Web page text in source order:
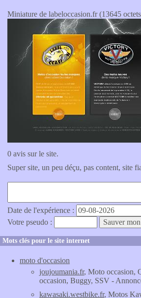
Miniature de labeloccasion.fr (13645
0 avis sur le site.
Super site, un peu déçu, pas content, site
Date de l'expérience :
Votre pseudo :
Mots clés pour le site internet
moto d'occasion
joujoumania.fr, Moto occasion,
occasion, Buggy, SSV -
kawasaki.westbike.fr, Motos